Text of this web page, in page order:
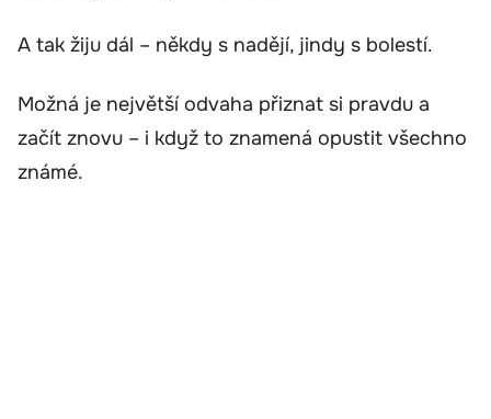
A tak žiju dál – někdy s nadějí, jindy s bolestí.
Možná je největší odvaha přiznat si pravdu a
začít znovu – i když to znamená opustit všechno
známé.